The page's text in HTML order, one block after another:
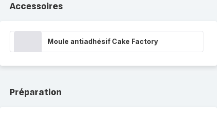
Accessoires
Moule antiadhésif Cake Factory
Préparation